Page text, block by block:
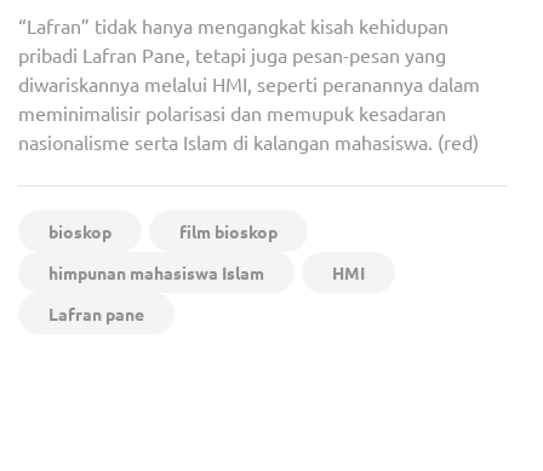
“Lafran” tidak hanya mengangkat kisah kehidupan
pribadi Lafran Pane, tetapi juga pesan-pesan yang
diwariskannya melalui HMI, seperti peranannya dalam
meminimalisir polarisasi dan memupuk kesadaran
nasionalisme serta Islam di kalangan mahasiswa. (red)
bioskop
film bioskop
himpunan mahasiswa Islam
HMI
Lafran pane